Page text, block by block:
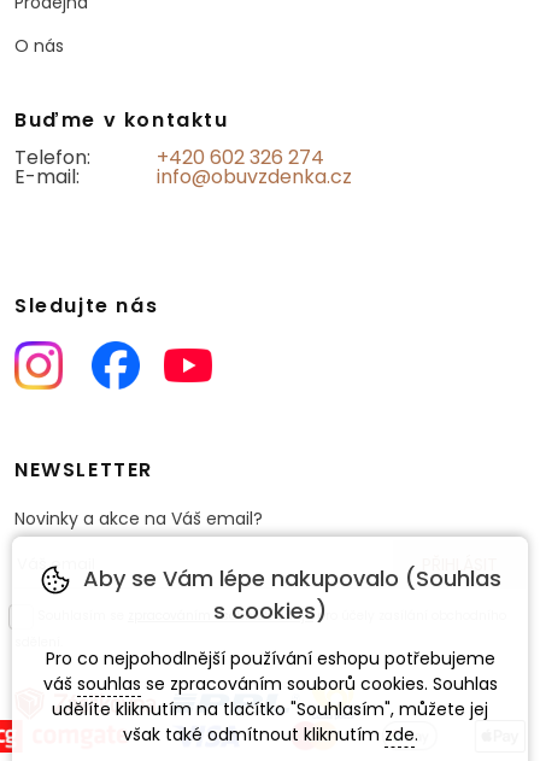
O nás
Buďme v kontaktu
Telefon:
+420 602 326 274
E-mail: info@obuvzdenka.cz
Sledujte nás
NEWSLETTER
Novinky a akce na Váš email?
zpracováním osobních údajůpro účely zasílání obchodního
Aby se Vám lépe nakupovalo (Souhlas
s cookies)
Pro co nejpohodlnější používání eshopu potřebujeme
váš souhlas se zpracováním souborů cookies. Souhlas
udělíte kliknutím na tlačítko "Souhlasím", můžete jej
však také odmítnout kliknutím zde.